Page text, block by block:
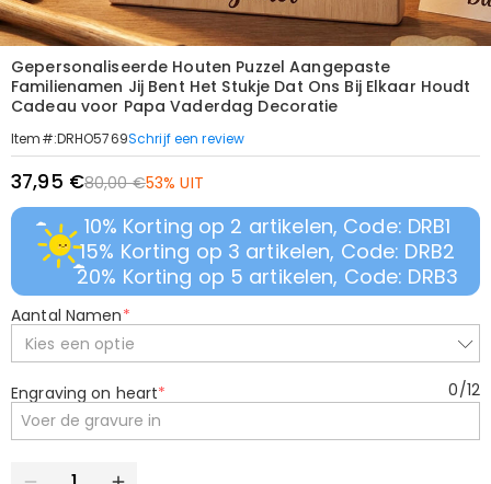
Gepersonaliseerde Houten Puzzel Aangepaste
Familienamen Jij Bent Het Stukje Dat Ons Bij Elkaar Houdt
Cadeau voor Papa Vaderdag Decoratie
Item#:DRHO5769Schrijf een review
37,95 €80,00 €53% UIT
10% Korting op 2 artikelen, Code: DRB1
15% Korting op 3 artikelen, Code: DRB2
20% Korting op 5 artikelen, Code: DRB3
Aantal Namen*
Kies een optie
Engraving on heart* 0/12